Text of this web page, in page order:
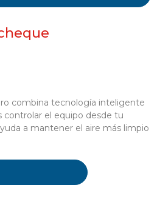
combina tecnología inteligente
controlar el equipo desde tu
a mantener el aire más limpio